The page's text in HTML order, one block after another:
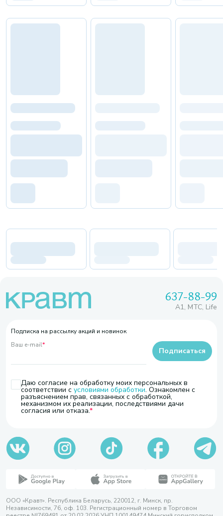
637-88-99
A1, МТС, Life
Подписка на рассылку акций и новинок
Ваш e-mail*
Даю согласие на обработку моих персональных в
соответствии с условиями обработки. Ознакомлен с
разъяснением прав, связанных с обработкой,
механизмом их реализации, последствиями дачи
согласия или отказа.
Подписаться
ООО «Кравт». Республика Беларусь, 220012, г. Минск, пр.
Независимости, 76, оф. 103. Регистрационный номер в Торговом